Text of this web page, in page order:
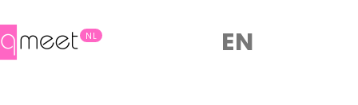
NL EN